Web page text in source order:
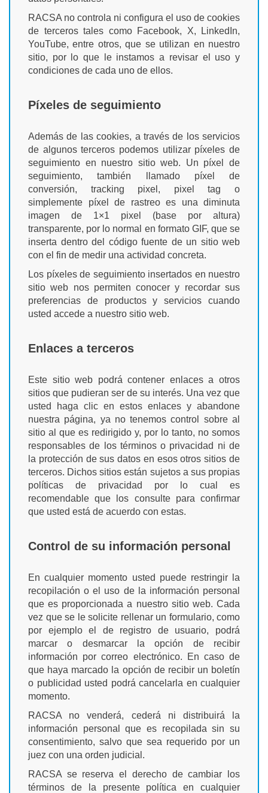
RACSA no controla ni configura el uso de cookies
de terceros tales como Facebook, X, LinkedIn,
YouTube, entre otros, que se utilizan en nuestro
sitio, por lo que le instamos a revisar el uso y
condiciones de cada uno de ellos.
Píxeles de seguimiento
Además de las cookies, a través de los servicios
de algunos terceros podemos utilizar píxeles de
seguimiento en nuestro sitio web. Un píxel de
seguimiento, también llamado píxel de
conversión, tracking pixel, pixel tag o
simplemente píxel de rastreo es una diminuta
imagen de 1×1 pixel (base por altura)
transparente, por lo normal en formato GIF, que se
inserta dentro del código fuente de un sitio web
con el fin de medir una actividad concreta.
Los píxeles de seguimiento insertados en nuestro
sitio web nos permiten conocer y recordar sus
preferencias de productos y servicios cuando
usted accede a nuestro sitio web.
Enlaces a terceros
Este sitio web podrá contener enlaces a otros
sitios que pudieran ser de su interés. Una vez que
usted haga clic en estos enlaces y abandone
nuestra página, ya no tenemos control sobre al
sitio al que es redirigido y, por lo tanto, no somos
responsables de los términos o privacidad ni de
la protección de sus datos en esos otros sitios de
terceros. Dichos sitios están sujetos a sus propias
políticas de privacidad por lo cual es
recomendable que los consulte para confirmar
que usted está de acuerdo con estas.
Control de su información personal
En cualquier momento usted puede restringir la
recopilación o el uso de la información personal
que es proporcionada a nuestro sitio web. Cada
vez que se le solicite rellenar un formulario, como
por ejemplo el de registro de usuario, podrá
marcar o desmarcar la opción de recibir
información por correo electrónico. En caso de
que haya marcado la opción de recibir un boletín
o publicidad usted podrá cancelarla en cualquier
momento.
RACSA no venderá, cederá ni distribuirá la
información personal que es recopilada sin su
consentimiento, salvo que sea requerido por un
juez con una orden judicial.
RACSA se reserva el derecho de cambiar los
términos de la presente política en cualquier